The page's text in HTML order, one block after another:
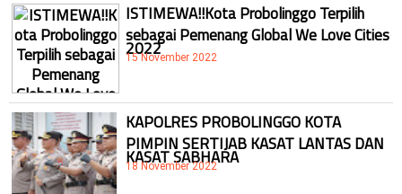
ISTIMEWA!!Kota Probolinggo Terpilih
sebagai Pemenang Global We Love Cities
2022
15 November 2022
KAPOLRES PROBOLINGGO KOTA
PIMPIN SERTIJAB KASAT LANTAS DAN
KASAT SABHARA
18 November 2022